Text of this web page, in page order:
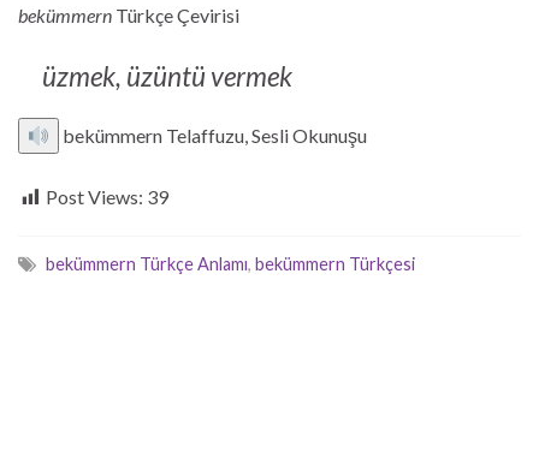
bekümmern Türkçe Çevirisi
üzmek, üzüntü vermek
bekümmern Telaffuzu, Sesli Okunuşu
Post Views: 39
bekümmern Türkçe Anlamı, bekümmern Türkçesi